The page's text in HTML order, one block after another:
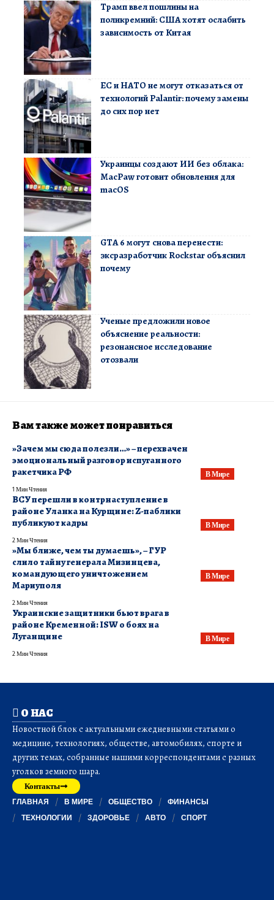
Трамп ввел пошлины на
поликремний: США хотят ослабить
зависимость от Китая
ЕС и НАТО не могут отказаться от
технологий Palantir: почему замены
до сих пор нет
Украинцы создают ИИ без облака:
MacPaw готовит обновления для
macOS
GTA 6 могут снова перенести:
эксразработчик Rockstar объяснил
почему
Ученые предложили новое
объяснение реальности:
резонансное исследование
отозвали
Вам также может понравиться
В Мире
​»Зачем мы сюда полезли…» – перехвачен
эмоциональный разговор испуганного
ракетчика РФ
1 Мин Чтения
В Мире
​ВСУ перешли в контрнаступление в
районе Уланка на Курщине: Z-паблики
публикуют кадры
2 Мин Чтения
В Мире
​»Мы ближе, чем ты думаешь», – ГУР
слило тайну генерала Мизинцева,
командующего уничтожением
Мариуполя
2 Мин Чтения
В Мире
​Украинские защитники бьют врага в
районе Кременной: ISW о боях на
Луганщине
2 Мин Чтения
О НАС
Новостной блок с актуальными ежедневными статьями о
медицине, технологиях, обществе, автомобилях, спорте и
других темах, собранные нашими корреспондентами с разных
уголков земного шара.
Контакты
ГЛАВНАЯ В МИРЕ ОБЩЕСТВО
ФИНАНСЫ
ТЕХНОЛОГИИ
ЗДОРОВЬЕ АВТО СПОРТ